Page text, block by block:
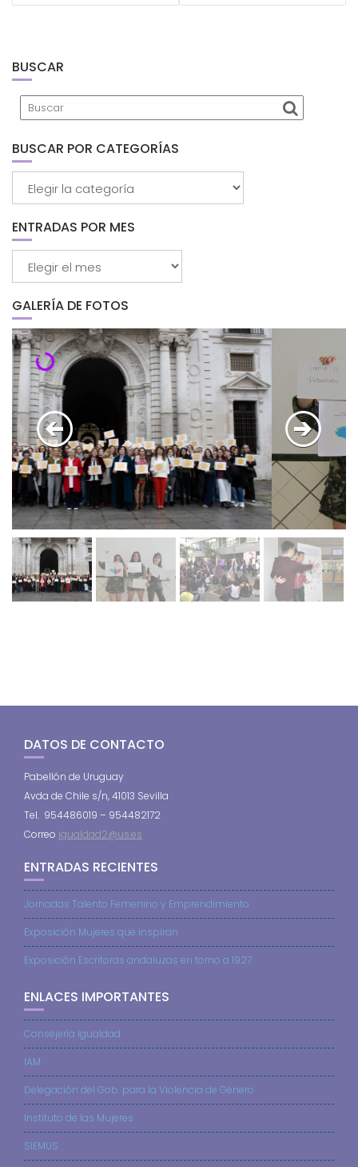
BUSCAR
BUSCAR POR CATEGORÍAS
ENTRADAS POR MES
GALERÍA DE FOTOS
DATOS DE CONTACTO
Pabellón de Uruguay
Avda de Chile s/n, 41013 Sevilla
Tel. 954486019 – 954482172
Correo igualdad2@us.es
ENTRADAS RECIENTES
Jornadas Talento Femenino y Emprendimiento
Exposición Mujeres que inspiran
Exposición Escritoras andaluzas en torno a 1927
ENLACES IMPORTANTES
Consejería Igualdad
IAM
Delegación del Gob. para la Violencia de Género
Instituto de las Mujeres
SIEMUS